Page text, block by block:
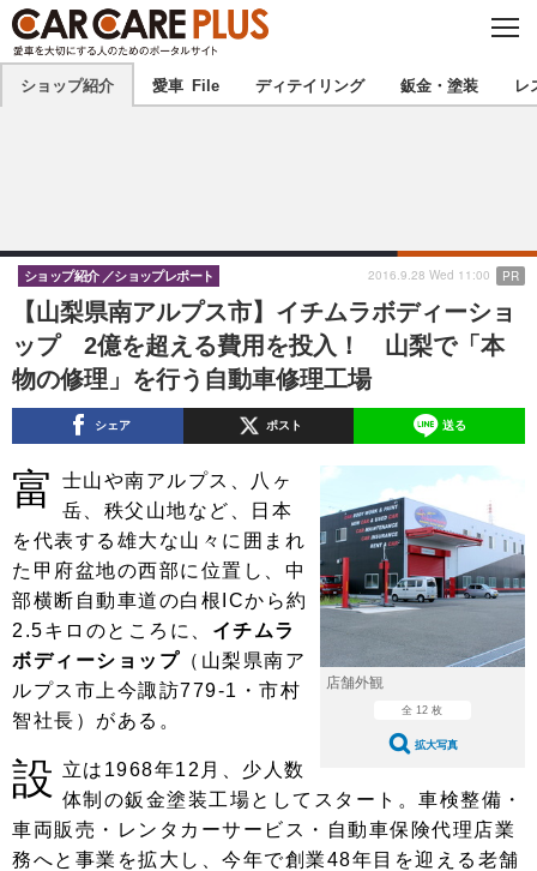
C
S
E
★カーケアプラス認定★ 厳選プロショップを地域から探す
甲信越 北陸
東海 関西
中国 四国
注目の記事
ショップレポート 愛車 File
自動車豆知識 ストップ！不具合修理＆粗悪修理
鈑金・塗装
ディテイリング
ディテイリング 洗車
ヘッドライト磨き
フィルム・ラッピング
鈑金・塗装
小キズ直し 防錆
ストップ 不具合修理＆粗悪修理
カーメーカー「旧車」関連プロジェ
クト
コラム
ショップ紹介
プロショップ検索
カーメーカー「旧車」関連プロジ
ェクト
コラム
インタビュー
イベント
イベント告知 イベントレポート
ショップ紹介 愛車 File ディテイリング 鈑金・塗装 レ
【山梨県南アルプス市】イチムラボディーショ
ップ 2億を超える費用を投入！ 山梨で「本
物の修理」を行う自動車修理工場
ショップ紹介 ショップレポート 2016.9.28 Wed 11:00 PR
シェア ポスト 送る
店舗外観
全 12 枚
拡大写真
富
士山や南アルプス、八ヶ
岳、秩父山地など、日本
を代表する雄大な山々に囲まれ
た甲府盆地の西部に位置し、中
部横断自動車道の白根ICから約
2.5キロのところに、 イチムラ
ボディーショップ （山梨県南ア
ルプス市上今諏訪779-1・市村
智社長）がある。
設 立は1968年12月、少人数
体制の鈑金塗装工場としてスタート。車検整備・
車両販売・レンタカーサービス・自動車保険代理店業
務へと事業を拡大し、今年で創業48年目を迎える老舗